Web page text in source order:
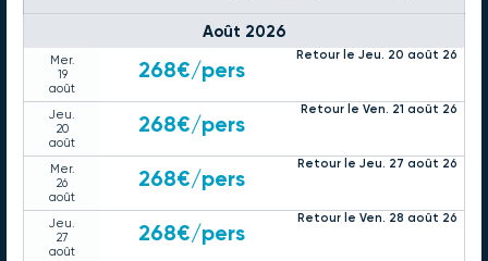
Août 2026
Mer.
19
août
268€/pers
Retour le Jeu. 20 août 26
Jeu.
20
août
268€/pers
Retour le Ven. 21 août 26
Mer.
26
août
268€/pers
Retour le Jeu. 27 août 26
Jeu.
27
août
268€/pers
Retour le Ven. 28 août 26